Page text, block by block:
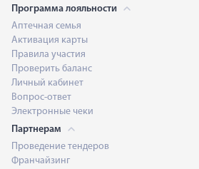
Программа лояльности
Аптечная семья
Активация карты
Правила участия
Проверить баланс
Личный кабинет
Вопрос-ответ
Электронные чеки
Партнерам
Проведение тендеров
Франчайзинг